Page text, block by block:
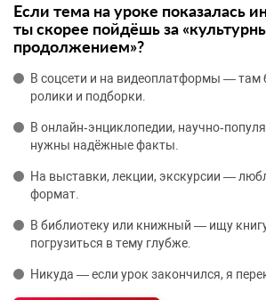
Если тема на уроке показалась
ты скорее пойдёшь за
продолжением»?
В соцсети и на видеоплатформы — там
ролики и подборки.
В онлайн‑энциклопедии,
нужны надёжные факты.
На выставки, лекции, экскурсии —
формат.
В библиотеку или книжный — ищу
погрузиться в тему глубже.
Никуда — если урок закончился, я